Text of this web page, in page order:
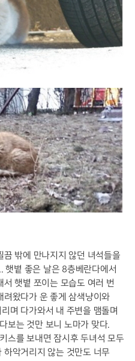
밖에 만나지지 않던 녀석들을
햇볕 좋은 날은 8층베란다에서
햇볕 쪼이는 모습도 여러 번
려왔다가 운 좋게 삼색냥이와
며 다가와서 내 주변을 맴돌며
보는 것만 보니 노마가 맞다.
스를 보내면 잠시후 두녀석 모두
악거리지 않는 것만도 너무